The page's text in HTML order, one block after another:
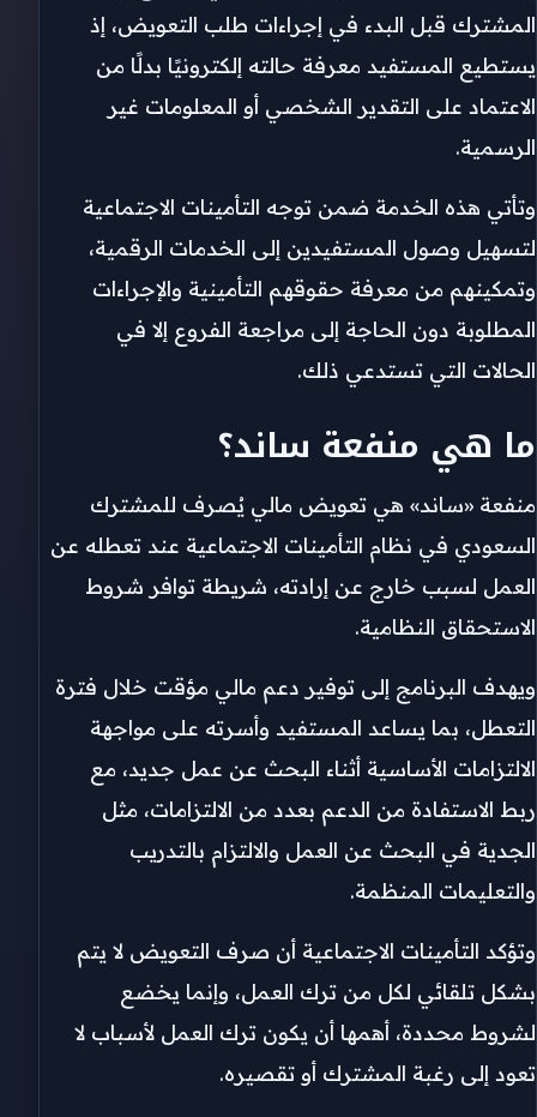
المشترك قبل البدء في إجراءات طلب التعويض، إذ
يستطيع المستفيد معرفة حالته إلكترونيًا بدلًا من
الاعتماد على التقدير الشخصي أو المعلومات غير
الرسمية.
وتأتي هذه الخدمة ضمن توجه التأمينات الاجتماعية
لتسهيل وصول المستفيدين إلى الخدمات الرقمية،
وتمكينهم من معرفة حقوقهم التأمينية والإجراءات
المطلوبة دون الحاجة إلى مراجعة الفروع إلا في
الحالات التي تستدعي ذلك.
ما هي منفعة ساند؟
منفعة «ساند» هي تعويض مالي يُصرف للمشترك
السعودي في نظام التأمينات الاجتماعية عند تعطله عن
العمل لسبب خارج عن إرادته، شريطة توافر شروط
الاستحقاق النظامية.
ويهدف البرنامج إلى توفير دعم مالي مؤقت خلال فترة
التعطل، بما يساعد المستفيد وأسرته على مواجهة
الالتزامات الأساسية أثناء البحث عن عمل جديد، مع
ربط الاستفادة من الدعم بعدد من الالتزامات، مثل
الجدية في البحث عن العمل والالتزام بالتدريب
والتعليمات المنظمة.
وتؤكد التأمينات الاجتماعية أن صرف التعويض لا يتم
بشكل تلقائي لكل من ترك العمل، وإنما يخضع
لشروط محددة، أهمها أن يكون ترك العمل لأسباب لا
تعود إلى رغبة المشترك أو تقصيره.